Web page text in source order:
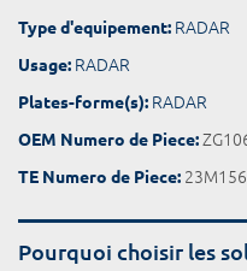
Type d'equipement: RADAR
Usage: RADAR
Plates-forme(s): RADAR
OEM Numero de Piece:
TE Numero de Piece:
Pourquoi choisir les